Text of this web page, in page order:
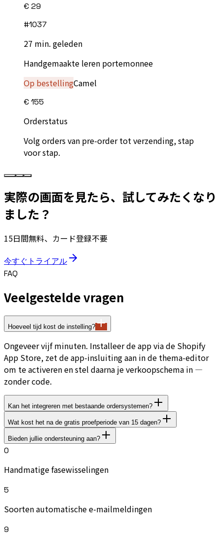
€ 29
#1037
27 min. geleden
Handgemaakte leren portemonnee
Op bestellingCamel
€ 155
Orderstatus
Volg orders van pre-order tot verzending, stap
voor stap.
実際の画面を見たら、試してみたくなり
ました？
15日間無料、カード登録不要
今すぐトライアル
FAQ
Veelgestelde vragen
Hoeveel tijd kost de instelling?
Ongeveer vijf minuten. Installeer de app via de Shopify
App Store, zet de app-insluiting aan in de thema-editor
om te activeren en stel daarna je verkoopschema in —
zonder code.
Kan het integreren met bestaande ordersystemen?
Wat kost het na de gratis proefperiode van 15 dagen?
Bieden jullie ondersteuning aan?
0
Handmatige fasewisselingen
5
Soorten automatische e-mailmeldingen
9